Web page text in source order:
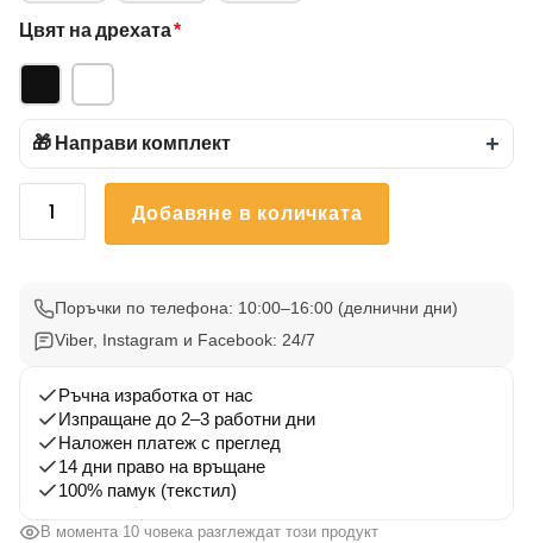
Цвят на дрехата*
🎁 Направи комплект +
количество
Коледно
Извънземно
Добавяне в количката
Поръчки по телефона: 10:00–16:00 (делнични дни)
Viber, Instagram и Facebook: 24/7
Ръчна изработка от нас
Изпращане до 2–3 работни дни
Наложен платеж с преглед
14 дни право на връщане
100% памук (текстил)
В момента 10 човека разглеждат този продукт